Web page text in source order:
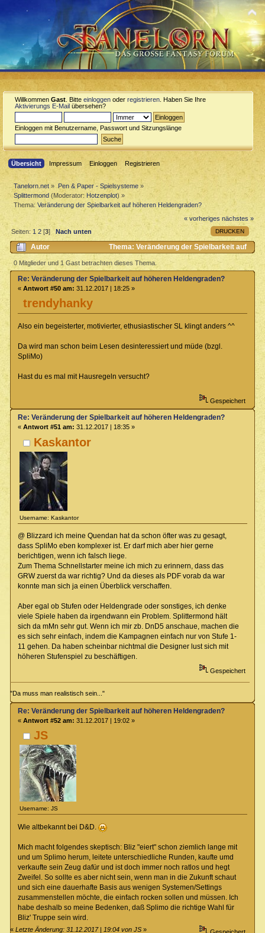
Willkommen Gast . Bitte einloggen oder registrieren . Haben Sie Ihre
Aktivierungs E-Mail übersehen?
Einloggen mit Benutzername, Passwort und Sitzungslänge
Übersicht Impressum Einloggen Registrieren
Tanelorn.net » Pen & Paper - Spielsysteme»
Splittermond (Moderator: Hotzenplot) »
Thema:Veränderung der Spielbarkeit auf höheren Heldengraden?
« vorheriges nächstes »
DRUCKEN
Seiten:1 2 [3] Nach unten
Autor
Thema: Veränderung der Spielbarkeit auf
höheren Heldengraden? (Gelesen 17572 mal)
0 Mitglieder und 1 Gast betrachten dieses Thema.
trendyhanky
Re: Veränderung der Spielbarkeit auf höheren Heldengraden?
« Antwort #50 am: 31.12.2017 | 18:25 »
Also ein begeisterter, motivierter, ethusiastischer SL klingt anders ^^
Da wird man schon beim Lesen desinteressiert und müde (bzgl.
SpliMo)
Hast du es mal mit Hausregeln versucht?
Gespeichert
Kaskantor
Username: Kaskantor
Re: Veränderung der Spielbarkeit auf höheren Heldengraden?
« Antwort #51 am: 31.12.2017 | 18:35 »
@ Blizzard ich meine Quendan hat da schon öfter was zu gesagt,
dass SpliMo eben komplexer ist. Er darf mich aber hier gerne
berichtigen, wenn ich falsch liege.
Zum Thema Schnellstarter meine ich mich zu erinnern, dass das
GRW zuerst da war richtig? Und da dieses als PDF vorab da war
konnte man sich ja einen Überblick verschaffen.
Aber egal ob Stufen oder Heldengrade oder sonstiges, ich denke
viele Spiele haben da irgendwann ein Problem. Splittermond hält
sich da mMn sehr gut. Wenn ich mir zb. DnD5 anschaue, machen die
es sich sehr einfach, indem die Kampagnen einfach nur von Stufe 1-
11 gehen. Da haben scheinbar nichtmal die Designer lust sich mit
höheren Stufenspiel zu beschäftigen.
Gespeichert
"Da muss man realistisch sein..."
JS
Username: JS
Re: Veränderung der Spielbarkeit auf höheren Heldengraden?
« Antwort #52 am: 31.12.2017 | 19:02 »
Wie altbekannt bei D&D.
Mich macht folgendes skeptisch: Bliz "eiert" schon ziemlich lange mit
und um Splimo herum, leitete unterschiedliche Runden, kaufte umd
verkaufte sein Zeug dafür und ist doch immer noch ratlos und hegt
Zweifel. So sollte es aber nicht sein, wenn man in die Zukunft schaut
und sich eine dauerhafte Basis aus wenigen Systemen/Settings
zusammenstellen möchte, die einfach rocken sollen und müssen. Ich
habe deshalb so meine Bedenken, daß Splimo die richtige Wahl für
Bliz' Truppe sein wird.
«Letzte Änderung: 31.12.2017 | 19:04 von JS »